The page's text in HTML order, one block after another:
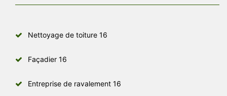
Nettoyage de toiture 16
Façadier 16
Entreprise de ravalement 16